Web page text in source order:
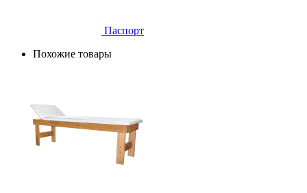
Паспорт
Похожие товары